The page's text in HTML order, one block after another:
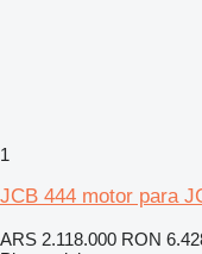
1
JCB 444 motor para
ARS 2.118.000 RON